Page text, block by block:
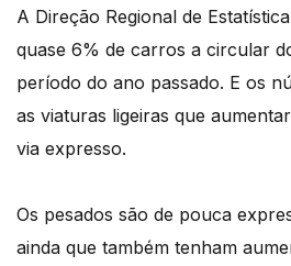
A Direção Regional de
quase 6% de carros a circular
período do ano passado. E os
as viaturas ligeiras que
via expresso.
Os pesados são de pouca
ainda que também tenham